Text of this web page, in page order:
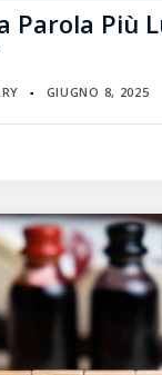
Parola Più
▪ GIUGNO 8, 2025